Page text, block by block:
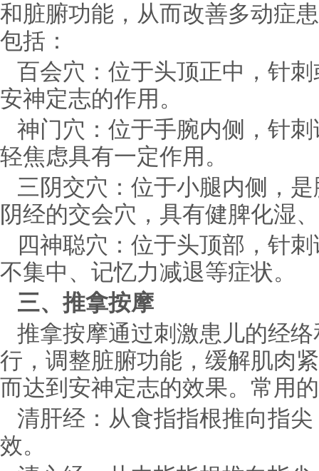
和脏腑功能，从而改善多动症
包括：
百会穴：位于头顶正中，针
安神定志的作用。
神门穴：位于手腕内侧，针
轻焦虑具有一定作用。
三阴交穴：位于小腿内侧，
阴经的交会穴，具有健脾化湿
四神聪穴：位于头顶部，针
不集中、记忆力减退等症状。
三、推拿按摩
推拿按摩通过刺激患儿的经
行，调整脏腑功能，缓解肌肉
而达到安神定志的效果。常用
清肝经：从食指指根推向指
效。